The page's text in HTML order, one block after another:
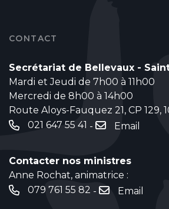
CONTACT
Secrétariat de Bellevaux -
Mardi et Jeudi de 7h00 à 11h00
Mercredi de 8h00 à 14h00
Route Aloys-Fauquez 21, CP 129,
021 647 55 41 - Email
Contacter nos ministres
Anne Rochat, animatrice :
079 761 55 82 - Email